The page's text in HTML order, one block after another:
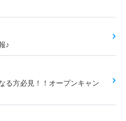
♪
る方必見！！オープンキャン